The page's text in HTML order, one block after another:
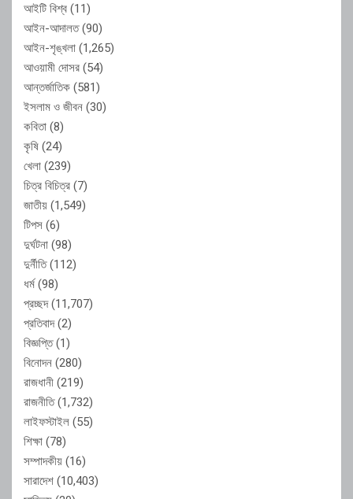
আইটি বিশ্ব (11)
আইন-আদালত(90)
আইন-শৃঙ্খলা (1,265)
আওয়ামী দোসর (54)
আন্তর্জাতিক (581)
ইসলাম ও জীবন (30)
কবিতা (8)
কৃষি (24)
খেলা (239)
চিত্র বিচিত্র (7)
জাতীয় (1,549)
টিপস (6)
দুর্ঘটনা (98)
দুর্নীতি(112)
ধর্ম(98)
প্রচ্ছদ(11,707)
প্রতিবাদ(2)
বিজ্ঞপ্তি(1)
বিনোদন (280)
রাজধানী (219)
রাজনীতি(1,732)
লাইফস্টাইল (55)
শিক্ষা (78)
সম্পাদকীয় (16)
সারাদেশ (10,403)